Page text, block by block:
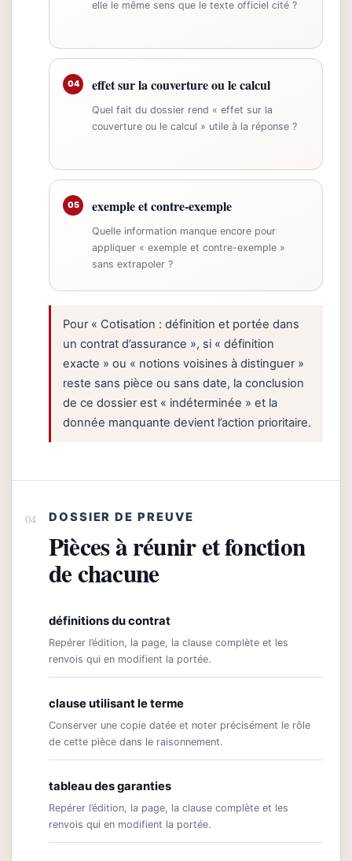
elle le même sens que le texte officiel cité ?
04 effet sur la couverture ou le calcul
Quel fait du dossier rend « effet sur la
couverture ou le calcul » utile à la réponse ?
05 exemple et contre-exemple
Quelle information manque encore pour
appliquer « exemple et contre-exemple »
sans extrapoler ?
Pour « Cotisation : définition et portée dans
un contrat d’assurance », si « définition
exacte » ou « notions voisines à distinguer »
reste sans pièce ou sans date, la conclusion
de ce dossier est « indéterminée » et la
donnée manquante devient l’action prioritaire.
DOSSIER DE PREUVE
Pièces à réunir et fonction
de chacune
définitions du contrat
Repérer l’édition, la page, la clause complète et les
renvois qui en modifient la portée.
clause utilisant le terme
Conserver une copie datée et noter précisément le rôle
de cette pièce dans le raisonnement.
tableau des garanties
Repérer l’édition, la page, la clause complète et les
renvois qui en modifient la portée.